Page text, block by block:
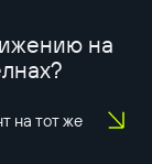
на
?
на тот же